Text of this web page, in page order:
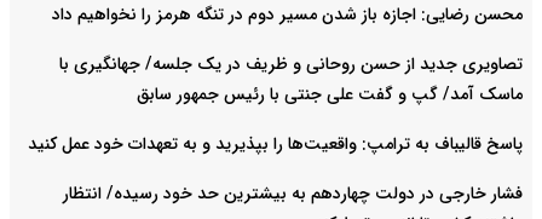
محسن رضایی: اجازه باز شدن مسیر دوم در تنگه هرمز را نخواهیم داد
تصاویری جدید از حسن روحانی و ظریف در یک جلسه/ جهانگیری با
ماسک آمد/ گپ و گفت علی جنتی با رئیس جمهور سابق
پاسخ قالیباف به ترامپ: واقعیت‌ها را بپذیرید و به تعهدات خود عمل کنید
فشار خارجی در دولت چهاردهم به بیشترین حد خود رسیده/ انتظار